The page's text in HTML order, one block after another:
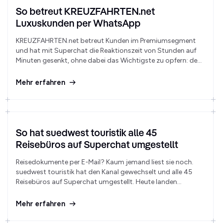
So betreut KREUZFAHRTEN.net
Luxuskunden per WhatsApp
KREUZFAHRTEN.net betreut Kunden im Premiumsegment
und hat mit Superchat die Reaktionszeit von Stunden auf
Minuten gesenkt, ohne dabei das Wichtigste zu opfern: den
Mehr erfahren
So hat suedwest touristik alle 45
Reisebüros auf Superchat umgestellt
Reisedokumente per E-Mail? Kaum jemand liest sie noch.
suedwest touristik hat den Kanal gewechselt und alle 45
Reisebüros auf Superchat umgestellt. Heute landen
Reisepässe direkt auf dem Smartphone, zwischen Familie
Mehr erfahren